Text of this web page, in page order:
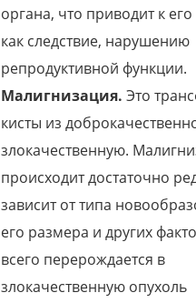
органа, что приводит к
как следствие, нарушению
репродуктивной функции.
Малигнизация. Это
кисты из
злокачественную.
происходит достаточно
зависит от типа
его размера и других
всего перерождается в
злокачественную опухоль